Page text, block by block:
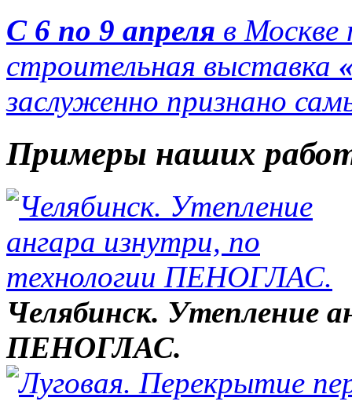
С 6 по 9 апреля в
строительная выставка
заслуженно признано
Примеры наших
Челябинск. Утепление
ПЕНОГЛАС.